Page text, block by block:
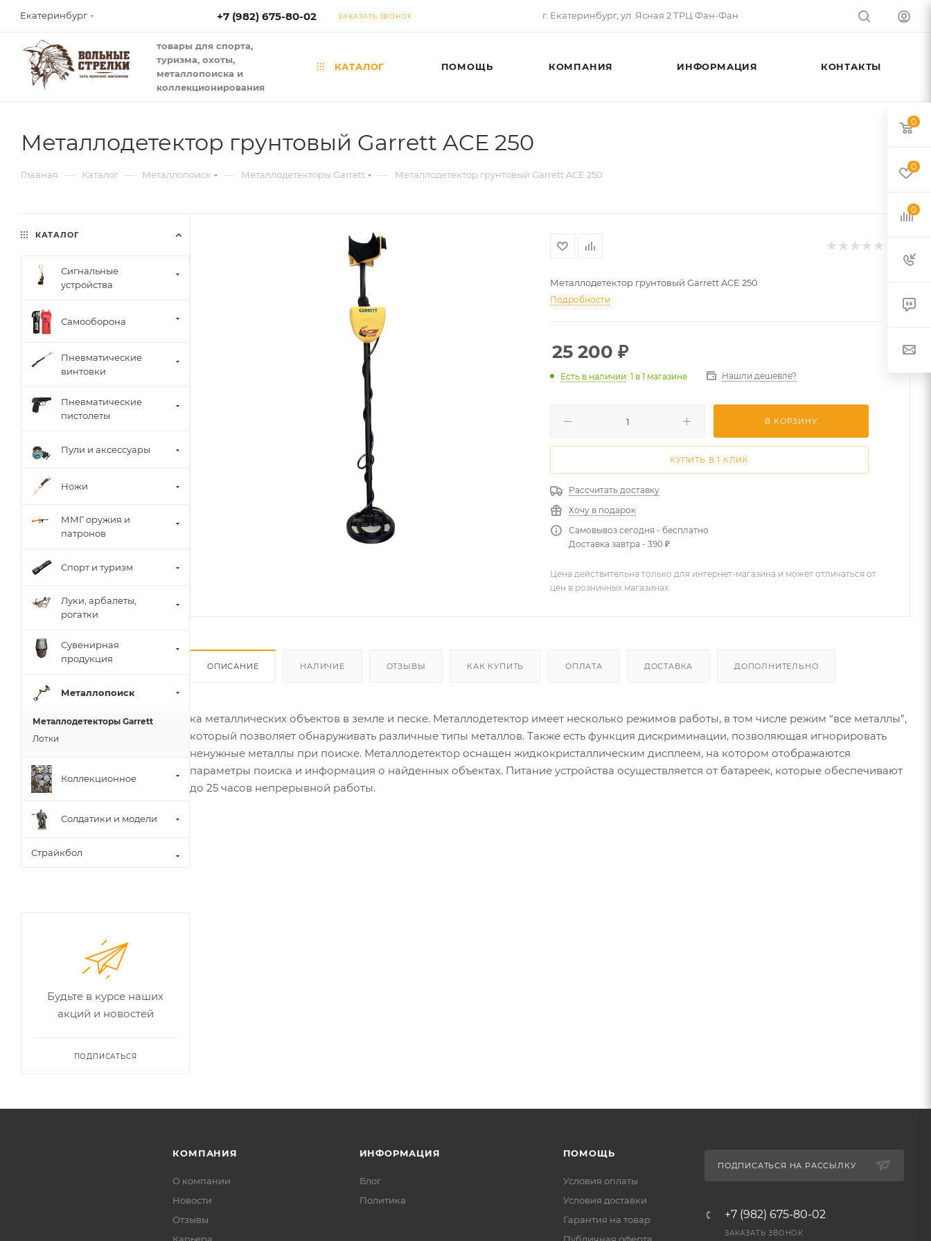
Екатеринбург +7 (982) 675-80-02 ЗАКАЗАТЬ ЗВОНОК г. Екатеринбург, ул. Ясная 2 ТРЦ Фан-Фан
товары для спорта,
туризма, охоты,
металлопоиска и
коллекционирования
КАТАЛОГ ПОМОЩЬ КОМПАНИЯ ИНФОРМАЦИЯ КОНТАКТЫ
Металлодетектор грунтовый Garrett ACE 250
Главная — Каталог — Металлопоиск — Металлодетекторы Garrett — Металлодетектор грунтовый Garrett ACE 250
Металлодетектор грунтовый Garrett ACE 250
Подробности
25 200 ₽
Есть в наличии: 1 в 1 магазине Нашли дешевле?
В КОРЗИНУ
КУПИТЬ В 1 КЛИК
Рассчитать доставку
Хочу в подарок
Самовывоз сегодня - бесплатно
Доставка завтра - 390 ₽
Цена действительна только для интернет-магазина и может отличаться от
цен в розничных магазинах
ОПИСАНИЕ НАЛИЧИЕ ОТЗЫВЫ КАК КУПИТЬ ОПЛАТА ДОСТАВКА ДОПОЛНИТЕЛЬНО
ка металлических объектов в земле и песке. Металлодетектор имеет несколько режимов работы, в том числе режим “все металлы”,
который позволяет обнаруживать различные типы металлов. Также есть функция дискриминации, позволяющая игнорировать
ненужные металлы при поиске. Металлодетектор оснащен жидкокристаллическим дисплеем, на котором отображаются
параметры поиска и информация о найденных объектах. Питание устройства осуществляется от батареек, которые обеспечивают
до 25 часов непрерывной работы.
КАТАЛОГ
Сигнальные
устройства
Самооборона
Пневматические
винтовки
Пневматические
пистолеты
Пули и аксессуары
Ножи
ММГ оружия и
патронов
Спорт и туризм
Луки, арбалеты,
рогатки
Сувенирная
продукция
Металлопоиск
Металлодетекторы Garrett
Лотки
Коллекционное
Солдатики и модели
Страйкбол
Будьте в курсе наших
акций и новостей
ПОДПИСАТЬСЯ
КОМПАНИЯ
О компании
Новости
Отзывы
ИНФОРМАЦИЯ
Блог
Политика
ПОМОЩЬ
Условия оплаты
Условия доставки
Гарантия на товар
ПОДПИСАТЬСЯ НА РАССЫЛКУ
+7 (982) 675-80-02
ЗАКАЗАТЬ ЗВОНОК
0
0
0